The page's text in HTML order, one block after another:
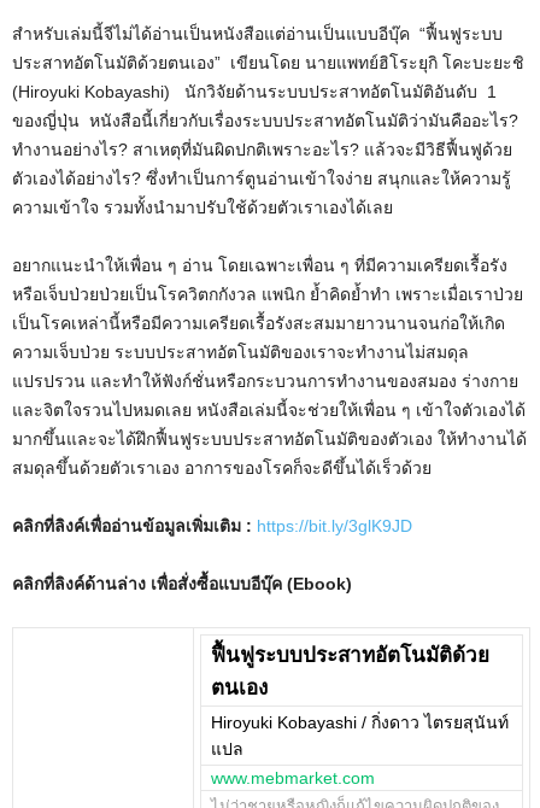
สำหรับเล่มนี้จีไม่ได้อ่านเป็นหนังสือแต่อ่านเป็นแบบอีบุ๊ค “ฟื้นฟูระบบ
ประสาทอัตโนมัติด้วยตนเอง” เขียนโดย นายแพทย์ฮิโระยุกิ โคะบะยะชิ
(Hiroyuki Kobayashi) นักวิจัยด้านระบบประสาทอัตโนมัติอันดับ 1
ของญี่ปุ่น หนังสือนี้เกี่ยวกับเรื่องระบบประสาทอัตโนมัติว่ามันคืออะไร?
ทำงานอย่างไร? สาเหตุที่มันผิดปกติเพราะอะไร? แล้วจะมีวิธีฟื้นฟูด้วย
ตัวเองได้อย่างไร? ซึ่งทำเป็นการ์ตูนอ่านเข้าใจง่าย สนุกและให้ความรู้
ความเข้าใจ รวมทั้งนำมาปรับใช้ด้วยตัวเราเองได้เลย
อยากแนะนำให้เพื่อน ๆ อ่าน โดยเฉพาะเพื่อน ๆ ที่มีความเครียดเรื้อรัง
หรือเจ็บป่วยป่วยเป็นโรควิตกกังวล แพนิก ย้ำคิดย้ำทำ เพราะเมื่อเราป่วย
เป็นโรคเหล่านี้หรือมีความเครียดเรื้อรังสะสมมายาวนานจนก่อให้เกิด
ความเจ็บป่วย ระบบประสาทอัตโนมัติของเราจะทำงานไม่สมดุล
แปรปรวน และทำให้ฟังก์ชั่นหรือกระบวนการทำงานของสมอง ร่างกาย
และจิตใจรวนไปหมดเลย หนังสือเล่มนี้จะช่วยให้เพื่อน ๆ เข้าใจตัวเองได้
มากขึ้นและจะได้ฝึกฟื้นฟูระบบประสาทอัตโนมัติของตัวเอง ให้ทำงานได้
สมดุลขึ้นด้วยตัวเราเอง อาการของโรคก็จะดีขึ้นได้เร็วด้วย
คลิกที่ลิงค์เพื่ออ่านข้อมูลเพิ่มเติม : https://bit.ly/3glK9JD
คลิกที่ลิงค์ด้านล่าง เพื่อสั่งซื้อแบบอีบุ๊ค (Ebook)
ฟื้นฟูระบบประสาทอัตโนมัติด้วย
ตนเอง
Hiroyuki Kobayashi / กิ่งดาว ไตรยสุนันท์
แปล
www.mebmarket.com